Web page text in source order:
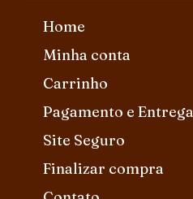
Home
Minha conta
Carrinho
Pagamento e Entrega
Site Seguro
Finalizar compra